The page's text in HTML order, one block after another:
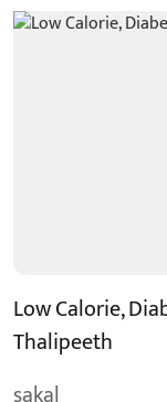
Low Calorie,
Thalipeeth